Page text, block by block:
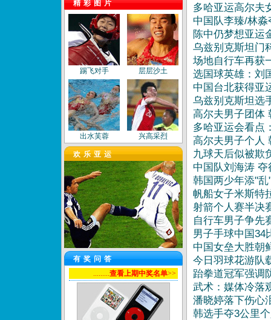
精彩图片
踢飞对手 层层沙土
出水芙蓉 兴高采烈
飞身扑救 艺术之美
欢乐亚运
有奖问答
.........查看上期中奖名单>>
多哈亚运高尔夫
中国队李臻/林
陈中仍梦想亚运
乌兹别克斯坦门
场地自行车再获
选国球英雄：刘
中国台北获得亚
乌兹别克斯坦选
高尔夫男子团体
多哈亚运会看点
高尔夫男子个人
九球天后似被欺
中国队刘海涛
韩国两少年添"
帆船女子米斯特
射箭个人赛半决
自行车男子争先
男子手球中国34
中国女垒大胜朝
今日羽球花游队
跆拳道冠军强调
武术：媒体冷落
潘晓婷落下伤心
韩选手夺3公里